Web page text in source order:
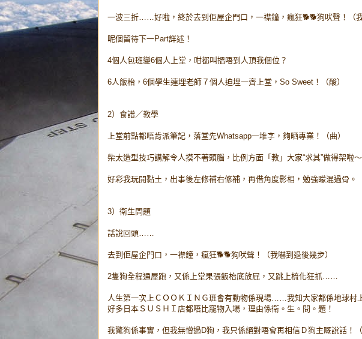
一波三折……好啦，終於去到佢屋企門口，一襟鐘，瘋狂🐕🐕狗吠聲！（我
呢個留待下一Part詳述！
4個人包班變6個人上堂，咁都叫搵唔到人頂我個位？
6人飯枱，6個學生連埋老師７個人迫埋一齊上堂，So Sweet！（酸）
2）食譜／教學
上堂前點都唔肯派筆記，落堂先Whatsapp一堆字，夠晒專業！（曲）
柴太造型技巧講解令人摸不著頭腦，比例方面「教」大家“求其”做得架啦～
好彩我玩開黏土，出事後左修補右修補，再借角度影相，勉強矇混過骨。
3）衛生問題
話說回頭……
去到佢屋企門口，一襟鐘，瘋狂🐕🐕狗吠聲！（我嚇到退後幾步）
2隻狗全程通屋跑，又係上堂果張飯枱底放屁，又跳上梳化狂抓……
人生第一次上ＣＯＯＫＩＮＧ班會有動物係現場……我知大家都係地球
好多日本ＳＵＳＨＩ店都唔比寵物入場，理由係衛。生。問。題！
我驚狗係事實，但我無憎過D狗，我只係絕對唔會再相信Ｄ狗主嘅說話！